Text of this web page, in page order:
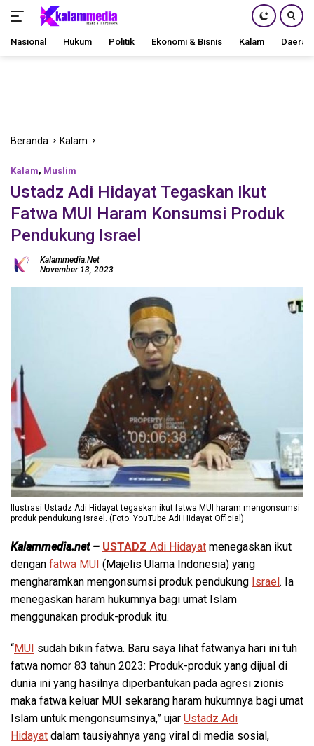
Nasional Hukum Politik Ekonomi & Bisnis Kalam Daerah
Beranda Kalam
Kalam, Muslim
Ustadz Adi Hidayat Tegaskan Ikut
Fatwa MUI Haram Konsumsi Produk
Pendukung Israel
Kalammedia.net
November 13, 2023
Ilustrasi Ustadz Adi Hidayat tegaskan ikut fatwa MUI haram mengonsumsi
produk pendukung Israel. (Foto: YouTube Adi Hidayat Official)
Kalammedia.net – USTADZ Adi Hidayat menegaskan ikut
dengan fatwa MUI (Majelis Ulama Indonesia) yang
mengharamkan mengonsumsi produk pendukung Israel . Ia
menegaskan haram hukumnya bagi umat Islam
menggunakan produk-produk itu.
“MUI sudah bikin fatwa. Baru saya lihat fatwanya hari ini tuh
fatwa nomor 83 tahun 2023: Produk-produk yang dijual di
dunia ini yang hasilnya diperbantukan pada agresi zionis
maka fatwa keluar MUI sekarang haram hukumnya bagi umat
Islam untuk mengonsumsinya,” ujar Ustadz Adi
Hidayat dalam tausiyahnya yang viral di media sosial,